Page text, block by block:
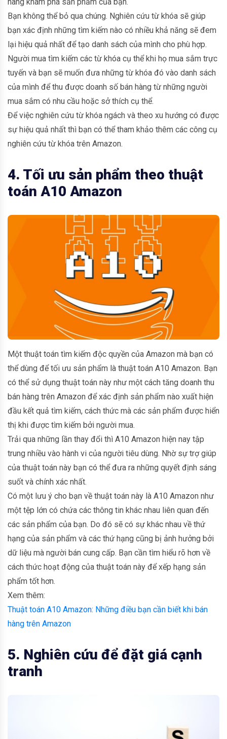
hàng khám phá sản phẩm của bạn.
Bạn không thể bỏ qua chúng. Nghiên cứu từ khóa sẽ giúp
bạn xác định những tìm kiếm nào có nhiều khả năng sẽ đem
lại hiệu quả nhất để tạo danh sách của mình cho phù hợp.
Người mua tìm kiếm các từ khóa cụ thể khi họ mua sắm trực
tuyến và bạn sẽ muốn đưa những từ khóa đó vào danh sách
của mình để thu được doanh số bán hàng từ những người
mua sắm có nhu cầu hoặc sở thích cụ thể.
Để việc nghiên cứu từ khóa ngách và theo xu hướng có được
sự hiệu quả nhất thì bạn có thể tham khảo thêm các công cụ
nghiên cứu từ khóa trên Amazon.
4. Tối ưu sản phẩm theo thuật
toán A10 Amazon
Một thuật toán tìm kiếm độc quyền của Amazon mà bạn có
thể dùng để tối ưu sản phẩm là thuật toán A10 Amazon. Bạn
có thể sử dụng thuật toán này như một cách tăng doanh thu
bán hàng trên Amazon để xác định sản phẩm nào xuất hiện
đầu kết quả tìm kiếm, cách thức mà các sản phẩm được hiển
thị khi được tìm kiếm bởi người mua.
Trải qua những lần thay đổi thì A10 Amazon hiện nay tập
trung nhiều vào hành vi của người tiêu dùng. Nhờ sự trợ giúp
của thuật toán này bạn có thể đưa ra những quyết định sáng
suốt và chính xác nhất.
Có một lưu ý cho bạn về thuật toán này là A10 Amazon như
một tệp lớn có chứa các thông tin khác nhau liên quan đến
các sản phẩm của bạn. Do đó sẽ có sự khác nhau về thứ
hạng của sản phẩm và các thứ hạng cũng bị ảnh hưởng bởi
dữ liệu mà người bán cung cấp. Bạn cần tìm hiểu rõ hơn về
cách thức hoạt động của thuật toán này để xếp hạng sản
phẩm tốt hơn.
Xem thêm:
Thuật toán A10 Amazon: Những điều bạn cần biết khi bán
hàng trên Amazon
5. Nghiên cứu để đặt giá cạnh
tranh